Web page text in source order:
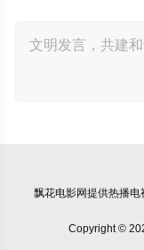
飘花电影网提供热播电
Copyright ©